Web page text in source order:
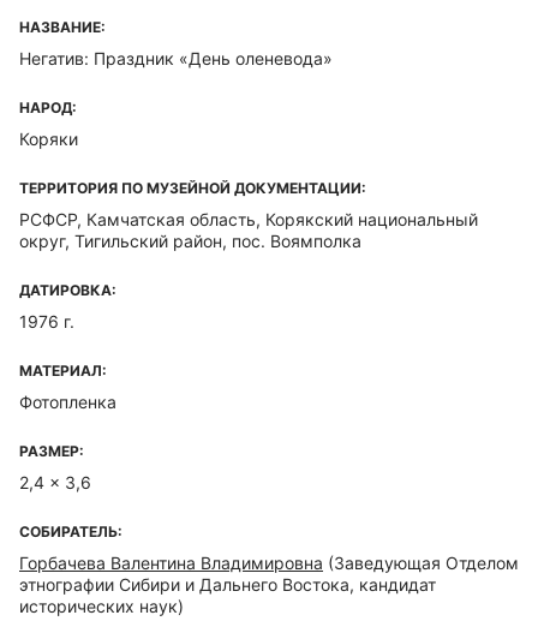
НАЗВАНИЕ:
Негатив: Праздник «День оленевода»
НАРОД:
Коряки
ТЕРРИТОРИЯ ПО МУЗЕЙНОЙ ДОКУМЕНТАЦИИ:
РСФСР, Камчатская область, Корякский национальный
округ, Тигильский район, пос. Воямполка
ДАТИРОВКА:
1976 г.
МАТЕРИАЛ:
Фотопленка
РАЗМЕР:
2,4 x 3,6
СОБИРАТЕЛЬ:
Горбачева Валентина Владимировна (Заведующая Отделом
этнографии Сибири и Дальнего Востока, кандидат
исторических наук)